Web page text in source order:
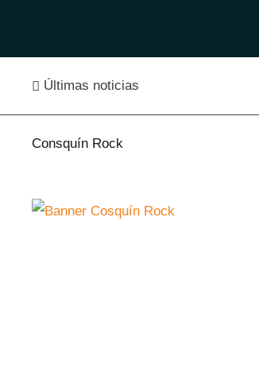
Últimas noticias
Consquín Rock